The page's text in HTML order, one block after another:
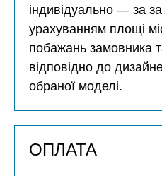
індивідуально — за
урахуванням площі
побажань замовника
відповідно до
обраної моделі.
ОПЛАТА